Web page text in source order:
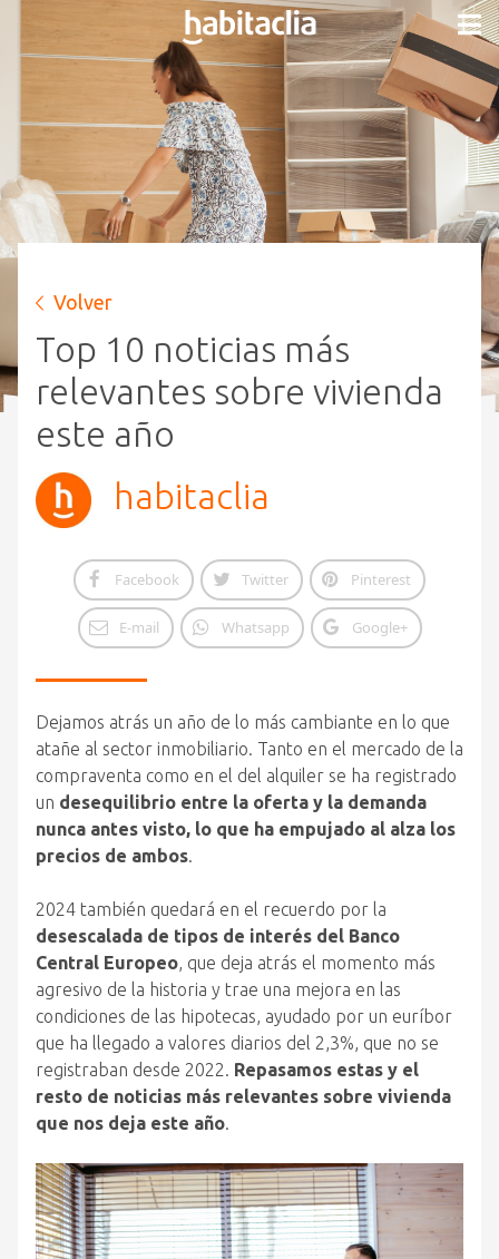
Volver
Top 10 noticias más
relevantes sobre vivienda
este año
habitaclia
Facebook Twitter Pinterest
E-mail Whatsapp Google+
Dejamos atrás un año de lo más cambiante en lo que
atañe al sector inmobiliario. Tanto en el mercado de la
compraventa como en el del alquiler se ha registrado
un desequilibrio entre la oferta y la demanda
nunca antes visto, lo que ha empujado al alza los
precios de ambos.
2024 también quedará en el recuerdo por la
desescalada de tipos de interés del Banco
Central Europeo, que deja atrás el momento más
agresivo de la historia y trae una mejora en las
condiciones de las hipotecas, ayudado por un euríbor
que ha llegado a valores diarios del 2,3%, que no se
registraban desde 2022. Repasamos estas y el
resto de noticias más relevantes sobre vivienda
que nos deja este año.